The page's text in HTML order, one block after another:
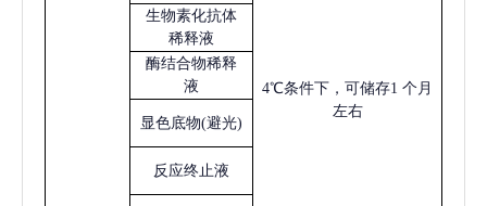
4℃条件下，可储存1 个月
左右
生物素化抗体
稀释液
酶结合物稀释
液
显色底物(避光)
反应终止液